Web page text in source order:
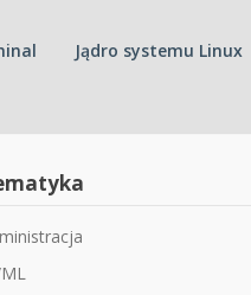
Jądro systemu Linux